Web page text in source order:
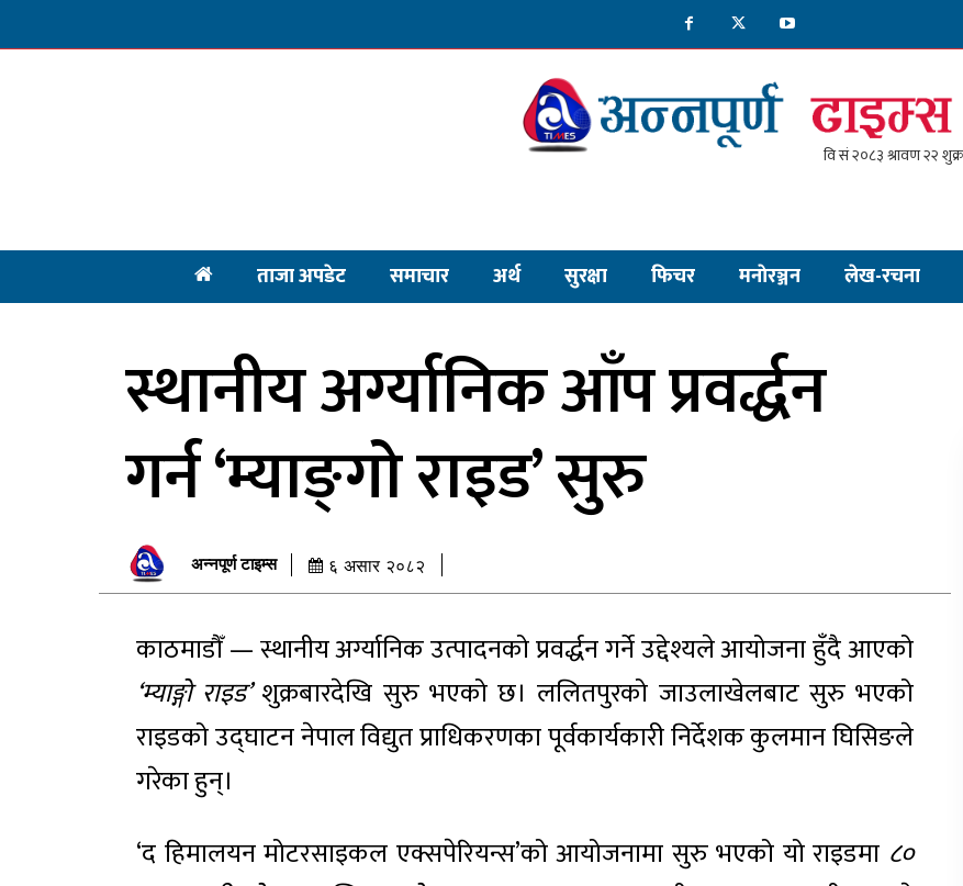
ताजा अपडेट समाचार अर्थ सुरक्षा फिचर मनाेरञ्जन लेख-रचना
स्थानीय अर्ग्यानिक आँप प्रवर्द्धन
गर्न ‘म्याङ्‍गो राइड’ सुरु
अन्नपूर्ण टाइम्स ६ असार २०८२
काठमाडौँ — स्थानीय अर्ग्यानिक उत्पादनको प्रवर्द्धन गर्ने उद्देश्यले आयोजना हुँदै आएको
‘म्याङ्गो राइड’शुक्रबारदेखि सुरु भएको छ। ललितपुरको जाउलाखेलबाट सुरु भएको
राइडको उद्घाटन नेपाल विद्युत प्राधिकरणका पूर्वकार्यकारी निर्देशक कुलमान घिसिङले
गरेका हुन्।
‘द हिमालयन मोटरसाइकल एक्सपेरियन्स’को आयोजनामा सुरु भएको यो राइडमा ८०